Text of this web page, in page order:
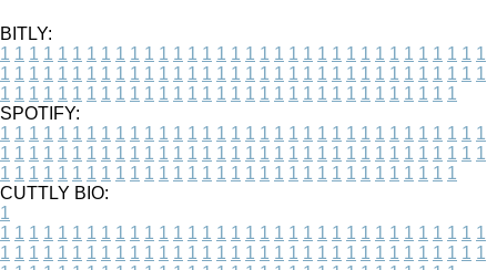
BITLY:
1 1 1 1 1 1 1 1 1 1 1 1 1 1 1 1 1 1 1 1 1 1 1 1 1 1 1 1 1 1 1 1 1 1
1 1 1 1 1 1 1 1 1 1 1 1 1 1 1 1 1 1 1 1 1 1 1 1 1 1 1 1 1 1 1 1 1 1
1 1 1 1 1 1 1 1 1 1 1 1 1 1 1 1 1 1 1 1 1 1 1 1 1 1 1 1 1 1 1 1
SPOTIFY:
1 1 1 1 1 1 1 1 1 1 1 1 1 1 1 1 1 1 1 1 1 1 1 1 1 1 1 1 1 1 1 1 1 1
1 1 1 1 1 1 1 1 1 1 1 1 1 1 1 1 1 1 1 1 1 1 1 1 1 1 1 1 1 1 1 1 1 1
1 1 1 1 1 1 1 1 1 1 1 1 1 1 1 1 1 1 1 1 1 1 1 1 1 1 1 1 1 1 1 1
CUTTLY BIO:
1
1 1 1 1 1 1 1 1 1 1 1 1 1 1 1 1 1 1 1 1 1 1 1 1 1 1 1 1 1 1 1 1 1 1
1 1 1 1 1 1 1 1 1 1 1 1 1 1 1 1 1 1 1 1 1 1 1 1 1 1 1 1 1 1 1 1 1 1